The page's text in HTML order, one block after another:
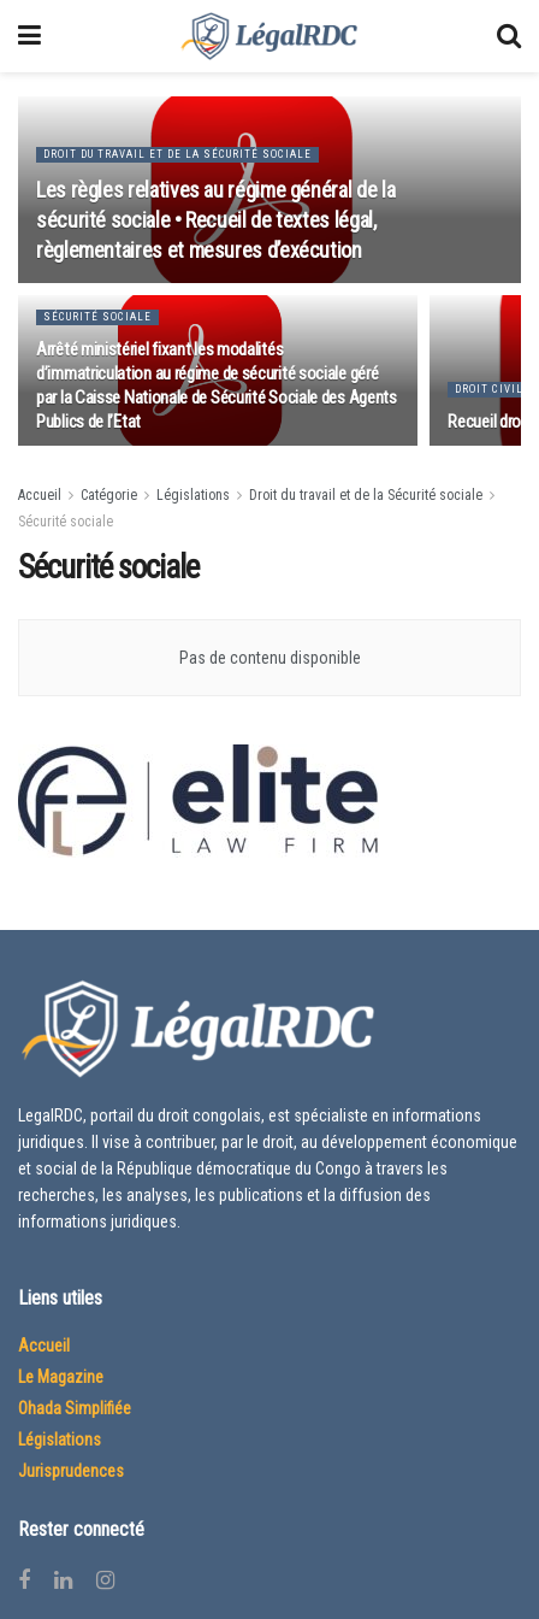
DROIT DU TRAVAIL ET DE LA SÉCURITÉ SOCIALE
Les règles relatives au régime général de la
sécurité sociale • Recueil de textes légal,
règlementaires et mesures d’exécution
SÉCURITÉ SOCIALE
Arrêté ministériel fixant les modalités
d’immatriculation au régime de sécurité sociale géré
par la Caisse Nationale de Sécurité Sociale des Agents
Publics de l’Etat
DROIT CIVIL
Recueil
Accueil Catégorie Législations
Droit du travail et de la Sécurité sociale
Sécurité sociale
Sécurité sociale
Pas de contenu disponible
LegalRDC, portail du droit congolais, est spécialiste en informations
juridiques. Il vise à contribuer, par le droit, au développement économique
et social de la République démocratique du Congo à travers les
recherches, les analyses, les publications et la diffusion des
informations juridiques.
Liens utiles
Accueil
Le Magazine
Ohada Simplifiée
Législations
Jurisprudences
Rester connecté